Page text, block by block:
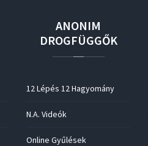
ANONIM
DROGFÜGGŐK
12 Lépés 12 Hagyomány
N.A. Videók
Online Gyűlések